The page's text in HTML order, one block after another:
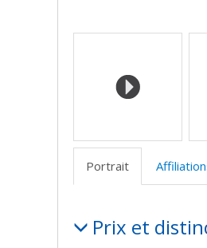
Médias
Portrait
Prix et